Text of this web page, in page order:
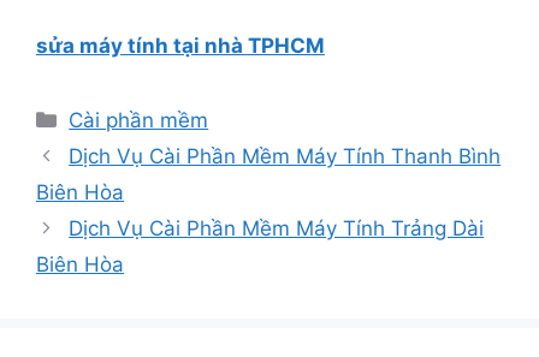
sửa máy tính tại nhà TPHCM
Danh
mục
Cài phần mềm
Dịch Vụ Cài Phần Mềm Máy Tính Thanh Bình
Biên Hòa
Dịch Vụ Cài Phần Mềm Máy Tính Trảng Dài
Biên Hòa